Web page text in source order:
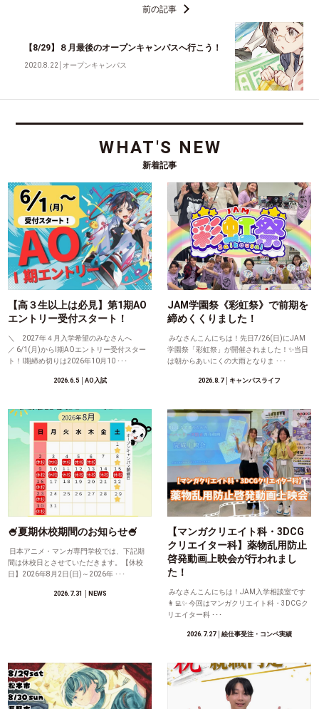
前の記事
【8/29】８月最後のオープンキャンパスへ行こう！
2020.8.22 オープンキャンパス
WHAT'S NEW
新着記事
【高３生以上は必見】第1期AO
エントリー受付スタート！
＼ 2027年４月入学希望のみなさんへ
／ 6/1(月)からⅠ期AOエントリー受付スター
ト！Ⅰ期締め切りは2026年10月10 ･･･
2026.6.5│AO入試
JAM学園祭《彩虹祭》で前期を
締めくくりました！
みなさんこんにちは！先日7/26(日)にJAM
学園祭「彩虹祭」が開催されました！✨当日
は朝からあいにくの大雨となりま ･･･
2026.8.7│キャンパスライフ
🍧夏期休校期間のお知らせ🍧
日本アニメ・マンガ専門学校では、下記期
間は休校日とさせていただきます。【休校
日】2026年8月2日(日)～2026年 ･･･
2026.7.31 │NEWS
【マンガクリエイト科・3DCG
クリエイター科】薬物乱用防止
啓発動画上映会が行われまし
た！
みなさんこんにちは！JAM入学相談室です
👩‍💻✨ 今回はマンガクリエイト科・3DCGク
リエイター科 ･･･
2026.7.27│絵仕事受注・コンペ実績